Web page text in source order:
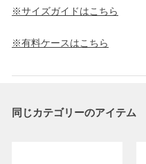
※サイズガイドはこちら
※有料ケースはこちら
同じカテゴリーのアイテム